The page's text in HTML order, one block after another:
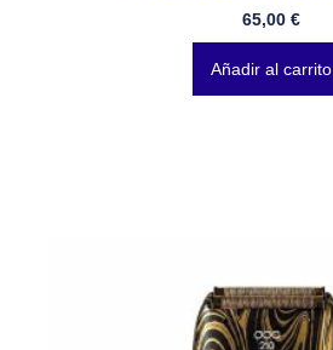
65,00 €
Añadir al carrito